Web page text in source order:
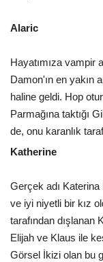
Alaric
Hayatımıza vampir
Damon'ın en yakın
haline geldi. Hop
Parmağına taktığı
de, onu karanlık
Katherine
Gerçek adı
ve iyi niyetli bir kız
tarafından
Elijah ve Klaus ile
Görsel İkizi olan bu